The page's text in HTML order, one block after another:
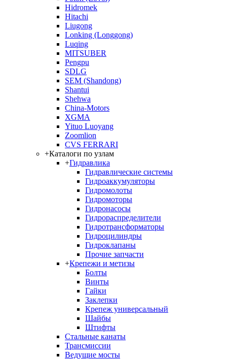
Hidromek
Hitachi
Liugong
Lonking (Longgong)
Luqing
MITSUBER
Pengpu
SDLG
SEM (Shandong)
Shantui
Shehwa
China-Motors
XGMA
Yituo Luoyang
Zoomlion
CVS FERRARI
+Каталоги по узлам
+Гидравлика
Гидравлические системы
Гидроаккумуляторы
Гидромолоты
Гидромоторы
Гидронасосы
Гидрораспределители
Гидротрансформаторы
Гидроцилиндры
Гидроклапаны
Прочие запчасти
+Крепежи и метизы
Болты
Винты
Гайки
Заклепки
Крепеж универсальный
Шайбы
Штифты
Стальные канаты
Трансмиссии
Ведущие мосты